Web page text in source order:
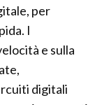
per
I
e sulla
digitali